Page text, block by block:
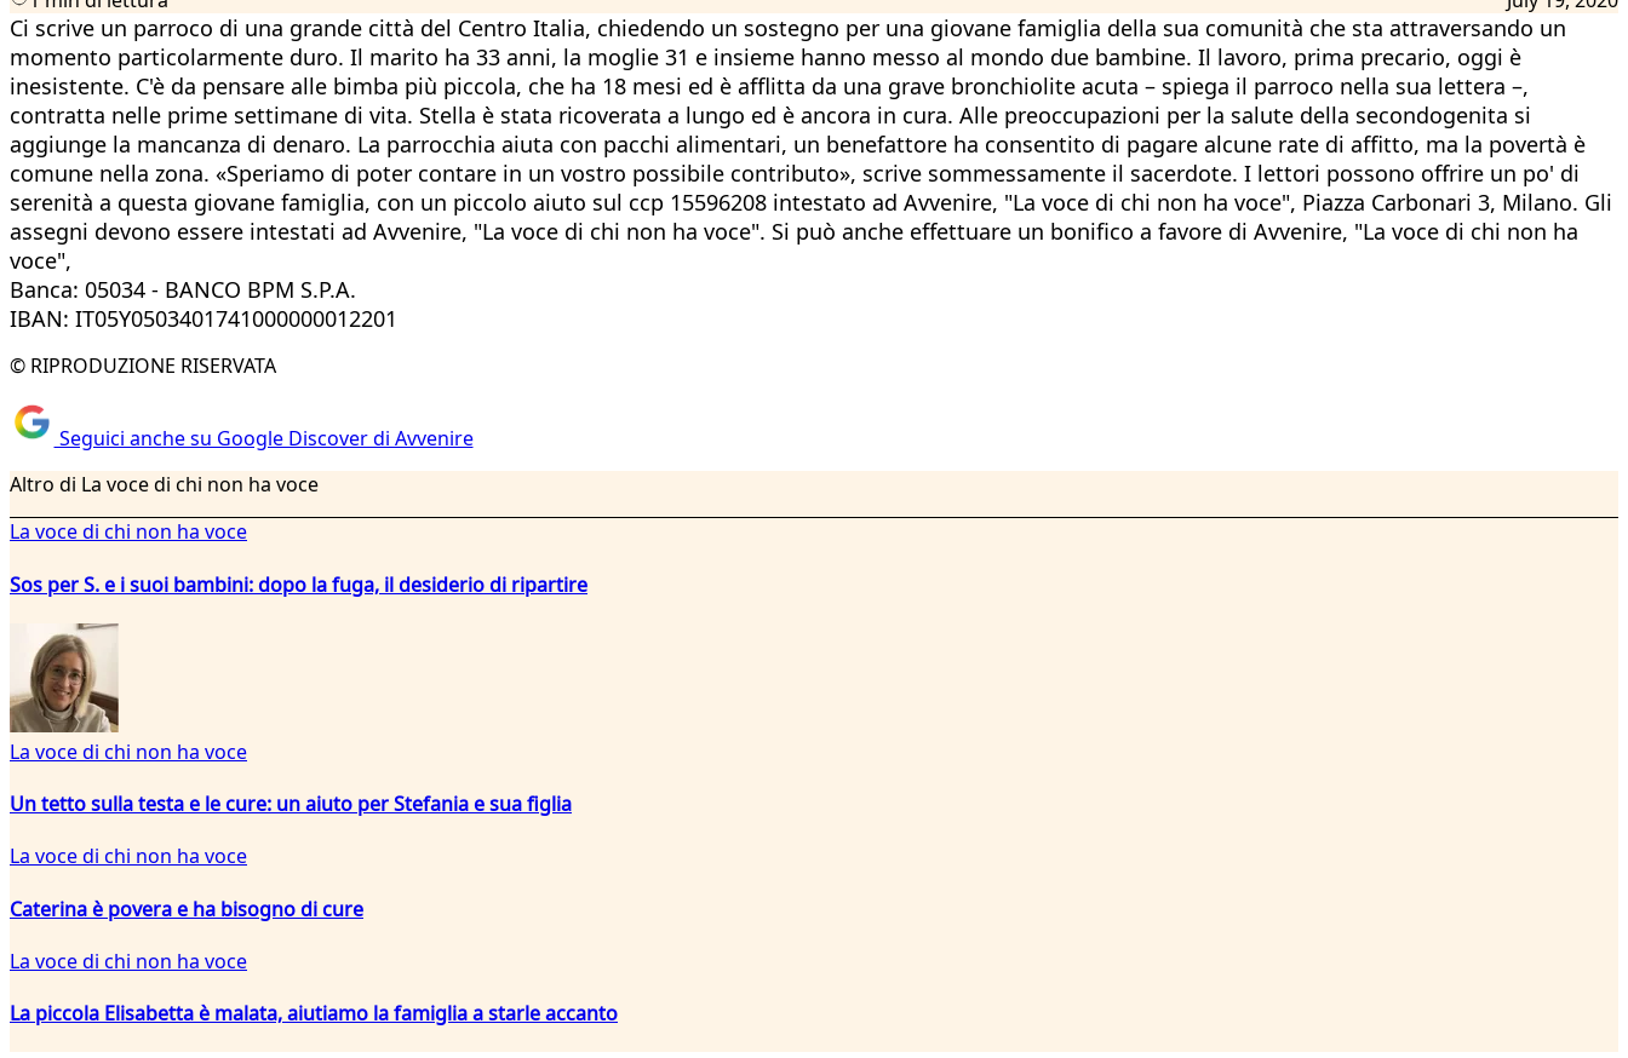
Ci scrive un parroco di una grande città del Centro Italia, chiedendo un sostegno per una giovane famiglia della sua comunità che sta attraversando un
momento particolarmente duro. Il marito ha 33 anni, la moglie 31 e insieme hanno messo al mondo due bambine. Il lavoro, prima precario, oggi è
inesistente. C'è da pensare alle bimba più piccola, che ha 18 mesi ed è afflitta da una grave bronchiolite acuta – spiega il parroco nella sua lettera –,
contratta nelle prime settimane di vita. Stella è stata ricoverata a lungo ed è ancora in cura. Alle preoccupazioni per la salute della secondogenita si
aggiunge la mancanza di denaro. La parrocchia aiuta con pacchi alimentari, un benefattore ha consentito di pagare alcune rate di affitto, ma la povertà è
comune nella zona. «Speriamo di poter contare in un vostro possibile contributo», scrive sommessamente il sacerdote. I lettori possono offrire un po' di
serenità a questa giovane famiglia, con un piccolo aiuto sul ccp 15596208 intestato ad Avvenire, "La voce di chi non ha voce", Piazza Carbonari 3, Milano. Gli
assegni devono essere intestati ad Avvenire, "La voce di chi non ha voce". Si può anche effettuare un bonifico a favore di Avvenire, "La voce di chi non ha
voce",
Banca: 05034 - BANCO BPM S.P.A.
IBAN: IT05Y0503401741000000012201
© RIPRODUZIONE RISERVATA
Seguici anche su Google Discover di Avvenire
Altro di La voce di chi non ha voce
La voce di chi non ha voce
Sos per S. e i suoi bambini: dopo la fuga, il desiderio di ripartire
La voce di chi non ha voce
Un tetto sulla testa e le cure: un aiuto per Stefania e sua figlia
La voce di chi non ha voce
Caterina è povera e ha bisogno di cure
La voce di chi non ha voce
La piccola Elisabetta è malata, aiutiamo la famiglia a starle accanto